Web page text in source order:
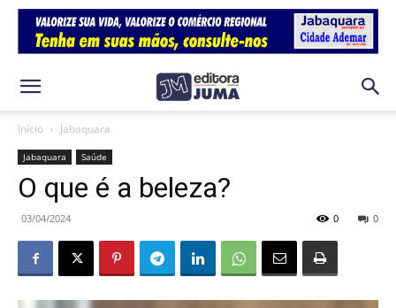
Início Jabaquara
Jabaquara Saúde
O que é a beleza?
03/04/2024 0
0